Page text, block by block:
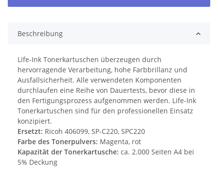
Beschreibung
Life-Ink Tonerkartuschen überzeugen durch
hervorragende Verarbeitung, hohe Farbbrillanz und
Ausfallsicherheit. Alle verwendeten Komponenten
durchlaufen eine Reihe von Dauertests, bevor diese in
den Fertigungsprozess aufgenommen werden. Life-Ink
Tonerkartuschen sind für den professionellen Einsatz
konzipiert.
Ersetzt: Ricoh 406099, SP-C220, SPC220
Farbe des Tonerpulvers: Magenta, rot
Kapazität der Tonerkartusche: ca. 2.000 Seiten A4 bei
5% Deckung